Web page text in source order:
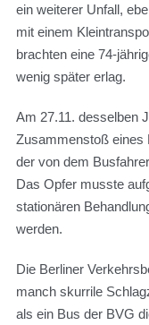
ein weiterer Unfall,
mit einem
brachten eine 74-
wenig später erlag.
Am 27.11. desselben
Zusammenstoß eines
der von dem
Das Opfer musste
stationären
werden.
Die Berliner
manch skurrile
als ein Bus der BVG